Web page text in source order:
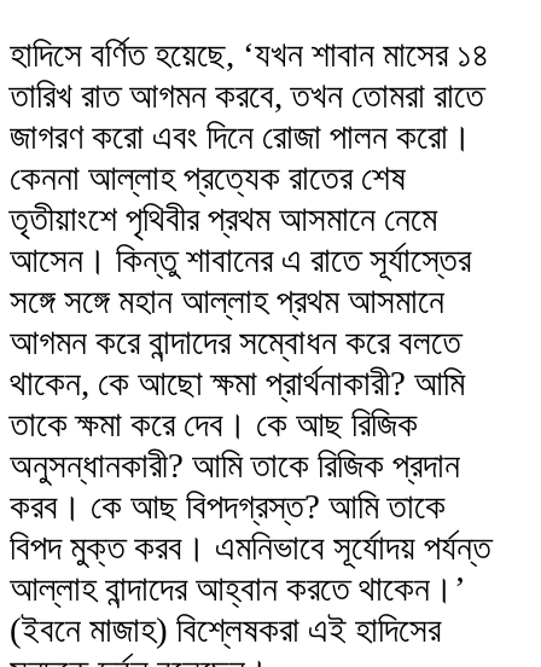
হাদিসে বর্ণিত হয়েছে, ‘যখন শাবান মাসের ১৪
তারিখ রাত আগমন করবে, তখন তোমরা রাতে
জাগরণ করো এবং দিনে রোজা পালন করো।
কেননা আল্লাহ প্রত্যেক রাতের শেষ
তৃতীয়াংশে পৃথিবীর প্রথম আসমানে নেমে
আসেন। কিন্তু শাবানের এ রাতে সূর্যাস্তের
সঙ্গে সঙ্গে মহান আল্লাহ প্রথম আসমানে
আগমন করে বান্দাদের সম্বোধন করে বলতে
থাকেন, কে আছো ক্ষমা প্রার্থনাকারী? আমি
তাকে ক্ষমা করে দেব। কে আছ রিজিক
অনুসন্ধানকারী? আমি তাকে রিজিক প্রদান
করব। কে আছ বিপদগ্রস্ত? আমি তাকে
বিপদ মুক্ত করব। এমনিভাবে সূর্যোদয় পর্যন্ত
আল্লাহ বান্দাদের আহ্বান করতে থাকেন।’
(ইবনে মাজাহ) বিশ্লেষকরা এই হাদিসের